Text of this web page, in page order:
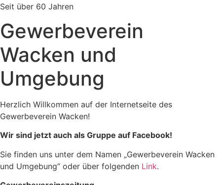
Seit über 60 Jahren
Gewerbeverein
Wacken und
Umgebung
Herzlich Willkommen auf der Internetseite des
Gewerbeverein Wacken!
Wir sind jetzt auch als Gruppe auf Facebook!
Sie finden uns unter dem Namen „Gewerbeverein Wacken
und Umgebung“ oder über folgenden Link.